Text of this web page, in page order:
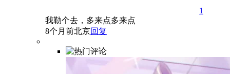
1
我勒个去，多来点多来点
8个月前北京回复